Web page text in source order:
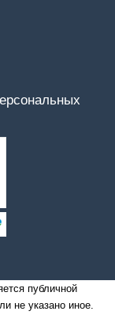
публичной
не указано иное.